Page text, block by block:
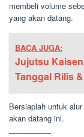
membeli volume
yang akan datang.
BACA JUGA:
Jujutsu
Tanggal Rilis
Bersiaplah untuk
akan datang ini.